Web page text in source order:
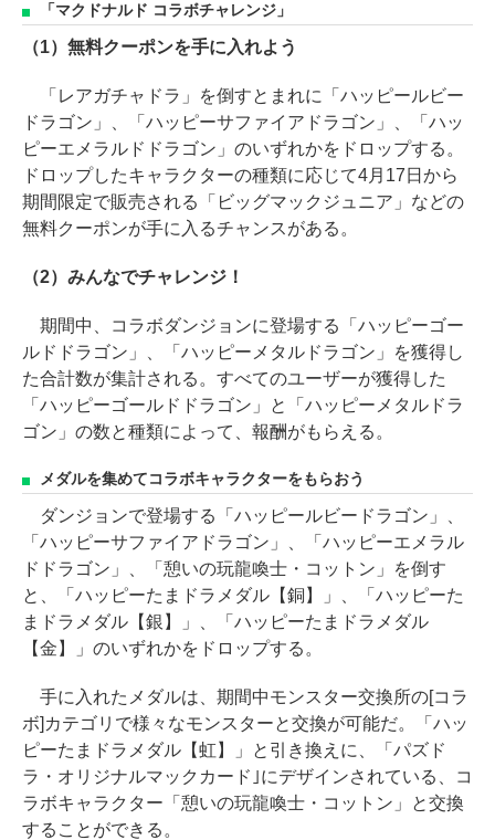
「マクドナルド コラボチャレンジ」
（1）無料クーポンを手に入れよう
「レアガチャドラ」を倒すとまれに「ハッピールビー
ドラゴン」、「ハッピーサファイアドラゴン」、「ハッ
ピーエメラルドドラゴン」のいずれかをドロップする。
ドロップしたキャラクターの種類に応じて4月17日から
期間限定で販売される「ビッグマックジュニア」などの
無料クーポンが手に入るチャンスがある。
（2）みんなでチャレンジ！
期間中、コラボダンジョンに登場する「ハッピーゴー
ルドドラゴン」、「ハッピーメタルドラゴン」を獲得し
た合計数が集計される。すべてのユーザーが獲得した
「ハッピーゴールドドラゴン」と「ハッピーメタルドラ
ゴン」の数と種類によって、報酬がもらえる。
メダルを集めてコラボキャラクターをもらおう
ダンジョンで登場する「ハッピールビードラゴン」、
「ハッピーサファイアドラゴン」、「ハッピーエメラル
ドドラゴン」、「憩いの玩龍喚士・コットン」を倒す
と、「ハッピーたまドラメダル【銅】」、「ハッピーた
まドラメダル【銀】」、「ハッピーたまドラメダル
【金】」のいずれかをドロップする。
手に入れたメダルは、期間中モンスター交換所の[コラ
ボ]カテゴリで様々なモンスターと交換が可能だ。「ハッ
ピーたまドラメダル【虹】」と引き換えに、「パズド
ラ・オリジナルマックカード｣にデザインされている、コ
ラボキャラクター「憩いの玩龍喚士・コットン」と交換
することができる。